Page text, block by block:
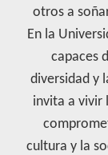
otros a
En la
capaces
diversidad y
invita a vivir
cultura y la